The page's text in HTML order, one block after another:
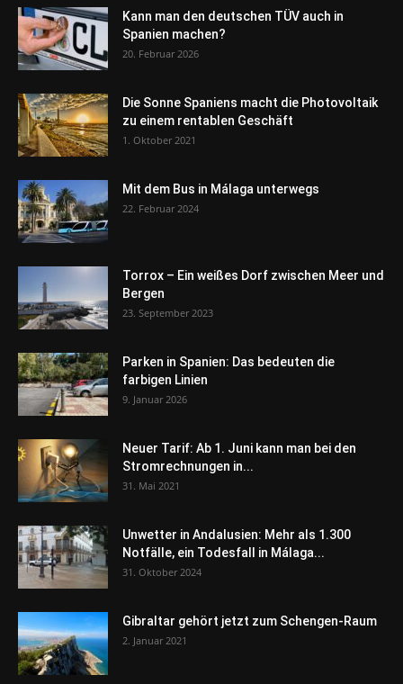
Kann man den deutschen TÜV auch in
Spanien machen?
20. Februar 2026
Die Sonne Spaniens macht die Photovoltaik
zu einem rentablen Geschäft
1. Oktober 2021
Mit dem Bus in Málaga unterwegs
22. Februar 2024
Torrox – Ein weißes Dorf zwischen Meer und
Bergen
23. September 2023
Parken in Spanien: Das bedeuten die
farbigen Linien
9. Januar 2026
Neuer Tarif: Ab 1. Juni kann man bei den
Stromrechnungen in...
31. Mai 2021
Unwetter in Andalusien: Mehr als 1.300
Notfälle, ein Todesfall in Málaga...
31. Oktober 2024
Gibraltar gehört jetzt zum Schengen-Raum
2. Januar 2021